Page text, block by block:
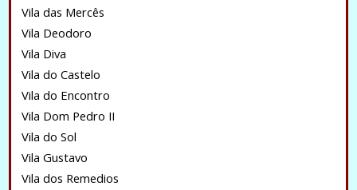
Vila das Mercês
Vila Deodoro
Vila Diva
Vila do Castelo
Vila do Encontro
Vila Dom Pedro II
Vila do Sol
Vila Gustavo
Vila dos Remedios